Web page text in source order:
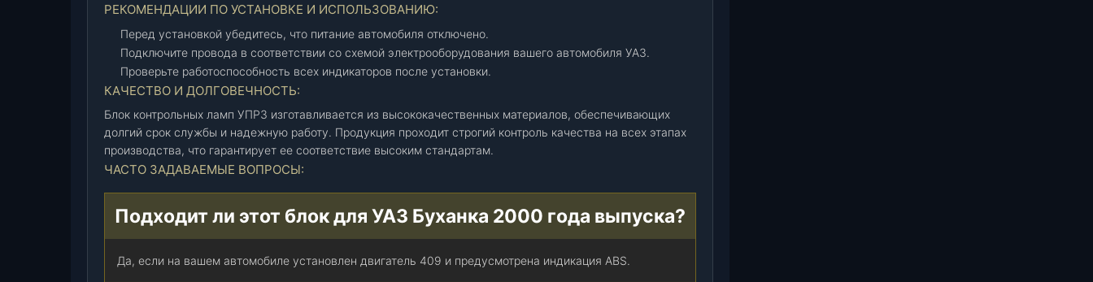
д
0
9
(
3
-
РЕКОМЕНДАЦИИ ПО УСТАНОВКЕ И ИСПОЛЬЗОВАНИЮ:
Перед установкой убедитесь, что питание автомобиля отключено.
Подключите провода в соответствии со схемой электрооборудования вашего автомобиля УАЗ.
Проверьте работоспособность всех индикаторов после установки.
КАЧЕСТВО И ДОЛГОВЕЧНОСТЬ:
Блок контрольных ламп УПРЗ изготавливается из высококачественных материалов, обеспечивающих
долгий срок службы и надежную работу. Продукция проходит строгий контроль качества на всех этапах
производства, что гарантирует ее соответствие высоким стандартам.
ЧАСТО ЗАДАВАЕМЫЕ ВОПРОСЫ:
Подходит ли этот блок для УАЗ Буханка 2000 года выпуска?
Да, если на вашем автомобиле установлен двигатель 409 и предусмотрена индикация ABS.